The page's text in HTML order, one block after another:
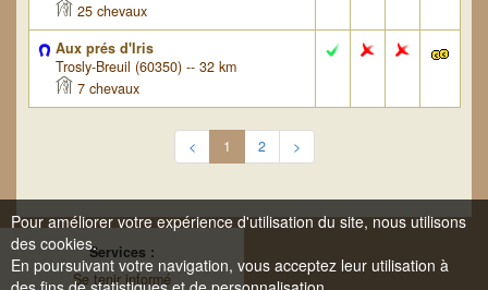
25 chevaux
Aux prés d'Iris
Trosly-Breuil (60350) -- 32 km
7 chevaux
< 1 2 >
Services :
Se tenir informé
Pour améliorer votre expérience d'utilisation du site, nous utilisons
des cookies.
En poursuivant votre navigation, vous acceptez leur utilisation à